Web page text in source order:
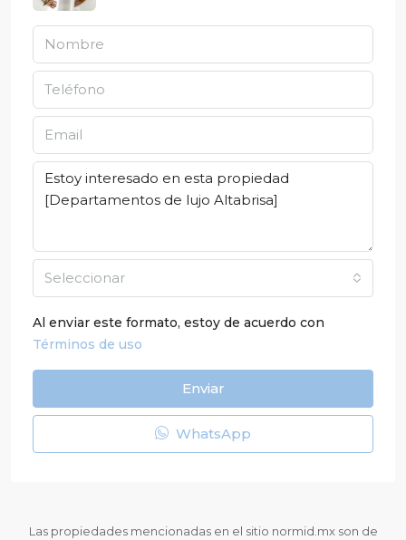
Seleccionar
Al enviar este formato, estoy de acuerdo con
Términos de uso
Enviar
WhatsApp
Las propiedades mencionadas en el sitio normid.mx son de